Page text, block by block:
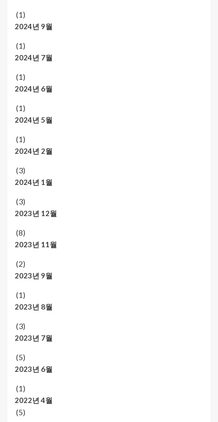
(1)
2024년 9월
(1)
2024년 7월
(1)
2024년 6월
(1)
2024년 5월
(1)
2024년 2월
(3)
2024년 1월
(3)
2023년 12월
(8)
2023년 11월
(2)
2023년 9월
(1)
2023년 8월
(3)
2023년 7월
(5)
2023년 6월
(1)
2022년 4월
(5)